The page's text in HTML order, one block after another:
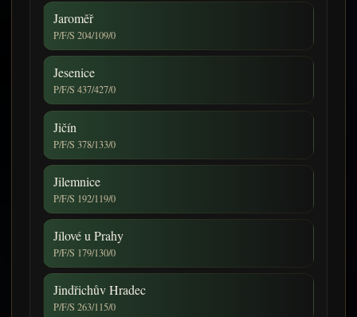
Jaroměř
P/F/S 204/109/0
Jesenice
P/F/S 437/427/0
Jičín
P/F/S 378/133/0
Jilemnice
P/F/S 192/119/0
Jílové u Prahy
P/F/S 179/130/0
Jindřichův Hradec
P/F/S 263/115/0